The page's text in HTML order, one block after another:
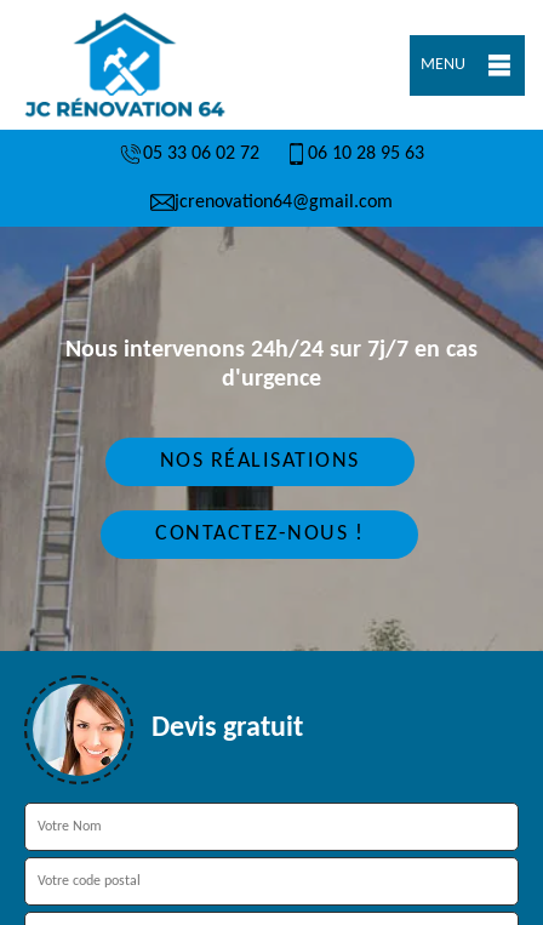
MENU
05 33 06 02 72 06 10 28 95 63
jcrenovation64@gmail.com
Nous intervenons 24h/24 sur 7j/7 en cas
d'urgence
NOS RÉALISATIONS
CONTACTEZ-NOUS !
Devis gratuit